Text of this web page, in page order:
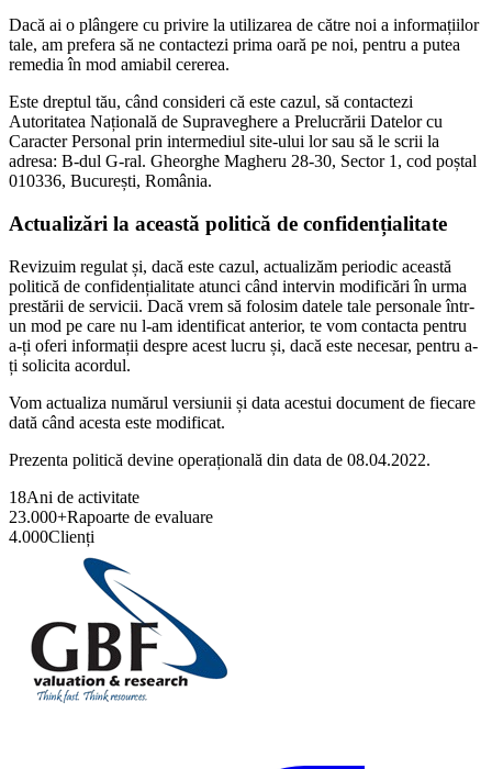
Dacă ai o plângere cu privire la utilizarea de către noi a informațiilor
tale, am prefera să ne contactezi prima oară pe noi, pentru a putea
remedia în mod amiabil cererea.
Este dreptul tău, când consideri că este cazul, să contactezi
Autoritatea Națională de Supraveghere a Prelucrării Datelor cu
Caracter Personal prin intermediul site-ului lor sau să le scrii la
adresa: B-dul G-ral. Gheorghe Magheru 28-30, Sector 1, cod poștal
010336, București, România.
Actualizări la această politică de confidențialitate
Revizuim regulat și, dacă este cazul, actualizăm periodic această
politică de confidențialitate atunci când intervin modificări în urma
prestării de servicii. Dacă vrem să folosim datele tale personale într-
un mod pe care nu l-am identificat anterior, te vom contacta pentru
a-ți oferi informații despre acest lucru și, dacă este necesar, pentru a-
ți solicita acordul.
Vom actualiza numărul versiunii și data acestui document de fiecare
dată când acesta este modificat.
Prezenta politică devine operațională din data de 08.04.2022.
18Ani de activitate
23.000+Rapoarte de evaluare
4.000Clienți